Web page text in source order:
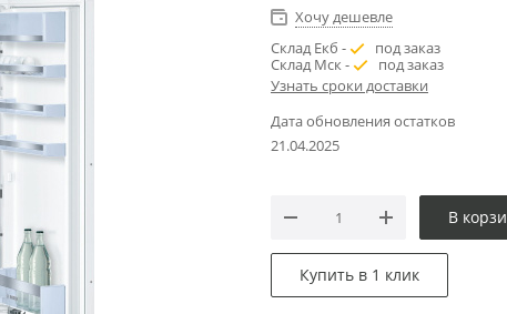
Хочу дешевле
Склад Екб -
под заказ
Склад Мск -
под заказ
Узнать сроки доставки
Дата обновления остатков
21.04.2025
В
Купить в 1 клик